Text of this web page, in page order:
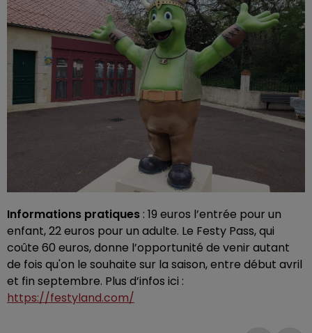
Informations pratiques : 19 euros l’entrée pour un
enfant, 22 euros pour un adulte. Le Festy Pass, qui
coûte 60 euros, donne l’opportunité de venir autant
de fois qu'on le souhaite sur la saison, entre début avril
et fin septembre. Plus d’infos ici :
https://festyland.com/